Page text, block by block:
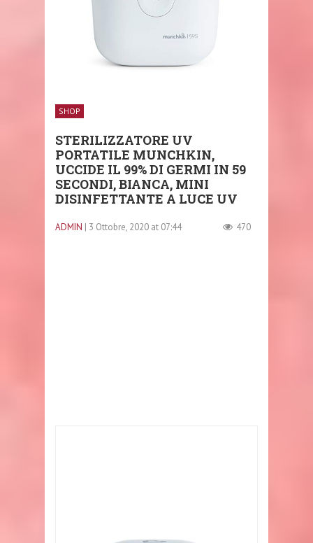
SHOP
STERILIZZATORE UV
PORTATILE MUNCHKIN,
UCCIDE IL 99% DI GERMI IN 59
SECONDI, BIANCA, MINI
DISINFETTANTE A LUCE UV
ADMIN | 3 Ottobre, 2020 at 07:44 470